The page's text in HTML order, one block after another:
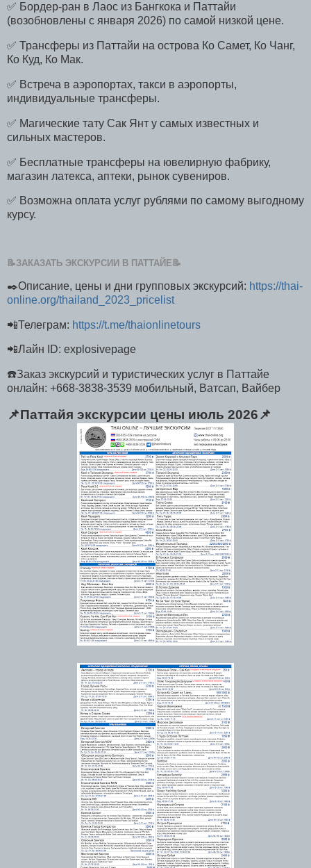
✅ Бордер-ран в Лаос из Бангкока и Паттайи
(возобновлены с января 2026) по самой низкой цене.
✅ Трансферы из Паттайи на острова Ко Самет, Ко Чанг,
Ко Куд, Ко Мак.
✅ Встреча в аэропортах, такси в аэропорты,
индивидуальные трансферы.
✅ Магические тату Сак Янт у самых известных и
сильных мастеров.
✅ Бесплатные трансферы на ювелирную фабрику,
магазин латекса, аптеки, рынок сувениров.
✅ Возможна оплата услуг рублями по самому выгодному
курсу.
📝ЗАКАЗАТЬ ЭКСКУРСИИ В ПАТТАЙЕ📝
✒️Описание, цены и дни групповых экскурсий: https://thai-
online.org/thailand_2023_pricelist
📲Телеграм: https://t.me/thaionlinetours
📲Лайн ID: explosivepage
☎️Заказ экскурсий и туристических услуг в Паттайе
онлайн: +668-3838-3539 мобильный, Ватсап, Вайбер
📌Паттайя экскурсии цены июль 2026📌